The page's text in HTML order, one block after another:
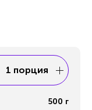
1 порция
500 г